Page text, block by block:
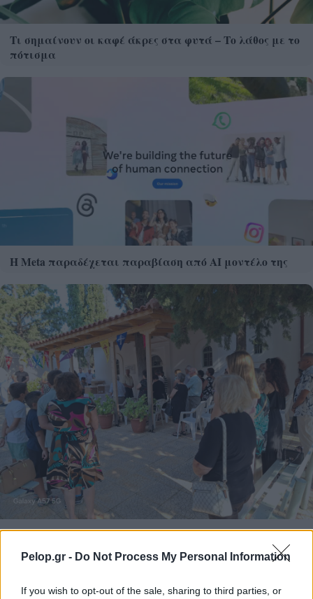
Pelop.gr - Do Not Process My Personal Information
If you wish to opt-out of the sale, sharing to third parties, or
Τι σημαίνουν οι καφέ άκρες στα φυτά – Το λάθος με το
πότισμα
Η Meta παραδέχεται παραβίαση από AI μοντέλο της
Εορτασμός στον Ιερό Ναό του Σωτήρος Φονισκαριάς